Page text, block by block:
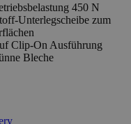
450 N
Unterlegscheibe zum
Clip-On Ausführung
Bleche